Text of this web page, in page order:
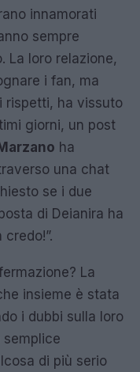
innamorati
sempre
La loro relazione,
i fan, ma
rispetti, ha vissuto
giorni, un post
ha
una chat
se i due
di Deianira ha
La
insieme è stata
i dubbi sulla loro
semplice
di più serio